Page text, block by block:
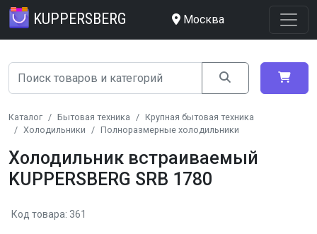
KUPPERSBERG Москва
Каталог Бытовая техника
Крупная бытовая техника
Холодильники
Полноразмерные холодильники
Холодильник встраиваемый
KUPPERSBERG SRB 1780
Код товара: 361